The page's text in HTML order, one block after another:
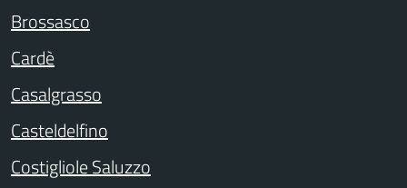
Brossasco
Cardè
Casalgrasso
Casteldelfino
Costigliole Saluzzo